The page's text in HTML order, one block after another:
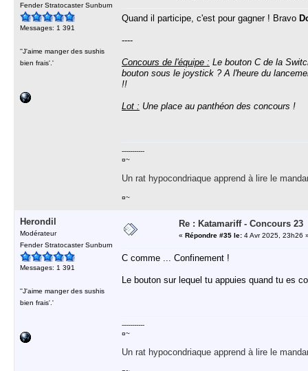
Fender Stratocaster Sunburn
Messages: 1 391
''J'aime manger des sushis
bien frais'.'
Quand il participe, c'est pour gagner ! Bravo
----
Concours de l'équipe : Le bouton C de la
bouton sous le joystick ? A l'heure du
!!
Lot : Une place au panthéon des concours !
-----------
¤~
Un rat hypocondriaque apprend à lire le
¤~
Herondil
Modérateur
Fender Stratocaster Sunburn
Messages: 1 391
''J'aime manger des sushis
bien frais'.'
Re : Katamariff - Concours 23
« Répondre #35 le: 4 Avr 2025, 23h26
C comme ... Confinement !
Le bouton sur lequel tu appuies quand tu es
-----------
¤~
Un rat hypocondriaque apprend à lire le